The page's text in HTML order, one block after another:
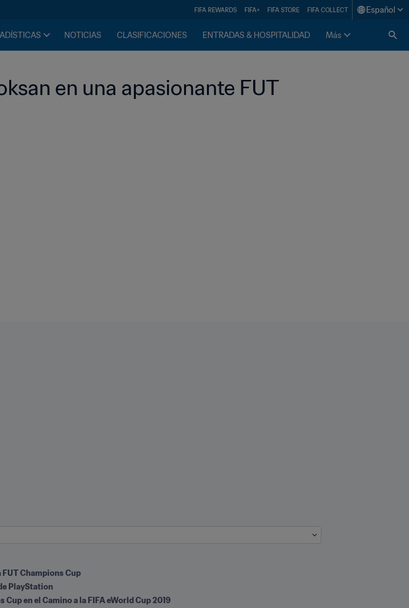
FIFA REWARDS FIFA+ FIFA STORE FIFA COLLECT Español
NOTICIAS CLASIFICACIONES ENTRADAS & HOSPITALIDAD Más
en una apasionante FUT
FUT Champions Cup
PlayStation
en el Camino a la FIFA eWorld Cup 2019